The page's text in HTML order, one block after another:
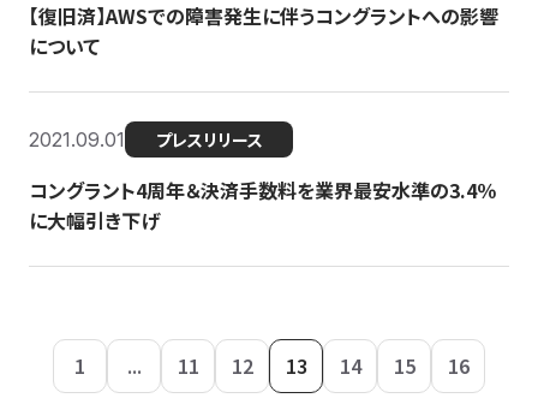
【復旧済】AWSでの障害発生に伴うコングラントへの影響
について
2021.09.01 プレスリリース
コングラント4周年＆決済手数料を業界最安水準の3.4％
に大幅引き下げ
1 ... 11 12 13 14 15 16